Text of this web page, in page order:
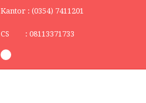
Kantor : (0354) 7411201
CS : 08113371733